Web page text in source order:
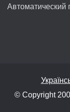
Автоматический
© Copyright